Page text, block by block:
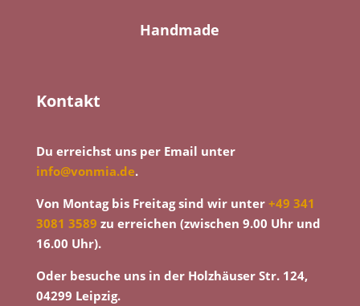
Handmade
Kontakt
Du erreichst uns per Email unter
info@vonmia.de.
Von Montag bis Freitag sind wir unter +49 341
3081 3589 zu erreichen (zwischen 9.00 Uhr und
16.00 Uhr).
Oder besuche uns in der Holzhäuser Str. 124,
04299 Leipzig.